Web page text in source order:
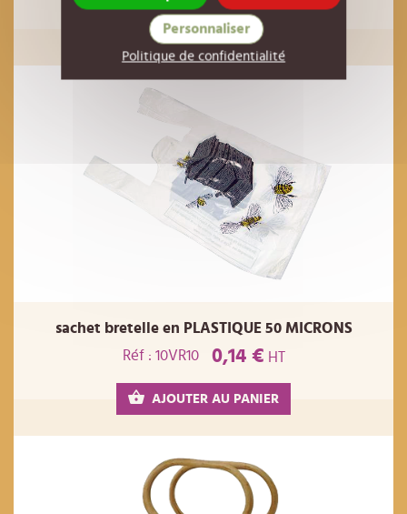
AJOUTER AU PANIER
sachet bretelle en PLASTIQUE 50 MICRONS
Réf : 10VR10
0,14 € HT
AJOUTER AU PANIER
Personnaliser
Politique de confidentialité